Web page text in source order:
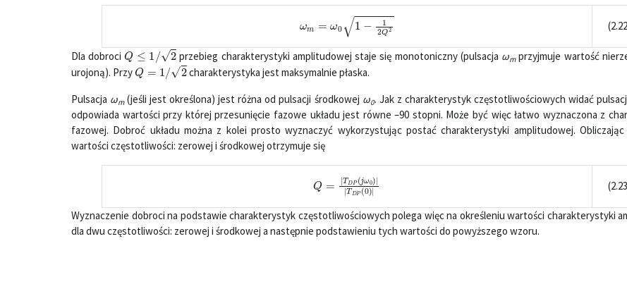
12Q2
Dla dobrociQ≤1/2 przebieg charakterystyki amplitudowej staje się monotoniczny (pulsacja ωmprzyjmuje wartość
urojoną). Przy Q= / 2
charakterystyka jest maksymalnie płaska.
Pulsacja ωm(jeśli jest określona) jest różna od pulsacji środkowej ω0. Jak z charakterystyk częstotliwościowych widać
odpowiada wartości przy której przesunięcie fazowe układu jest równe –90 stopni. Może być więc łatwo wyznaczona z
fazowej. Dobroć układu można z kolei prosto wyznaczyć wykorzystując postać charakterystyki amplitudowej.
wartości częstotliwości: zerowej i środkowej otrzymuje się
Q= DP(jω0)|
Wyznaczenie dobroci na podstawie charakterystyk częstotliwościowych polega więc na określeniu wartości charakterystyki
dla dwu częstotliwości: zerowej i środkowej a następnie podstawieniu tych wartości do powyższego wzoru.